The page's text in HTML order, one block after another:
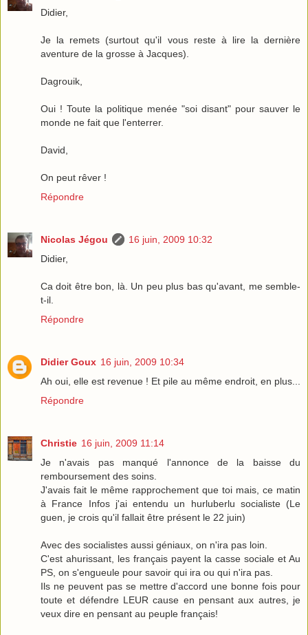
Didier,
Je la remets (surtout qu'il vous reste à lire la dernière
aventure de la grosse à Jacques).
Dagrouik,
Oui ! Toute la politique menée "soi disant" pour sauver le
monde ne fait que l'enterrer.
David,
On peut rêver !
Répondre
Nicolas Jégou
16 juin, 2009 10:32
Didier,
Ca doit être bon, là. Un peu plus bas qu'avant, me semble-
t-il.
Répondre
Didier Goux 16 juin, 2009 10:34
Ah oui, elle est revenue ! Et pile au même endroit, en plus...
Répondre
Christie 16 juin, 2009 11:14
Je n'avais pas manqué l'annonce de la baisse du
remboursement des soins.
J'avais fait le même rapprochement que toi mais, ce matin
à France Infos j'ai entendu un hurluberlu socialiste (Le
guen, je crois qu'il fallait être présent le 22 juin)
Avec des socialistes aussi géniaux, on n'ira pas loin.
C'est ahurissant, les français payent la casse sociale et Au
PS, on s'engueule pour savoir qui ira ou qui n'ira pas.
Ils ne peuvent pas se mettre d'accord une bonne fois pour
toute et défendre LEUR cause en pensant aux autres, je
veux dire en pensant au peuple français!